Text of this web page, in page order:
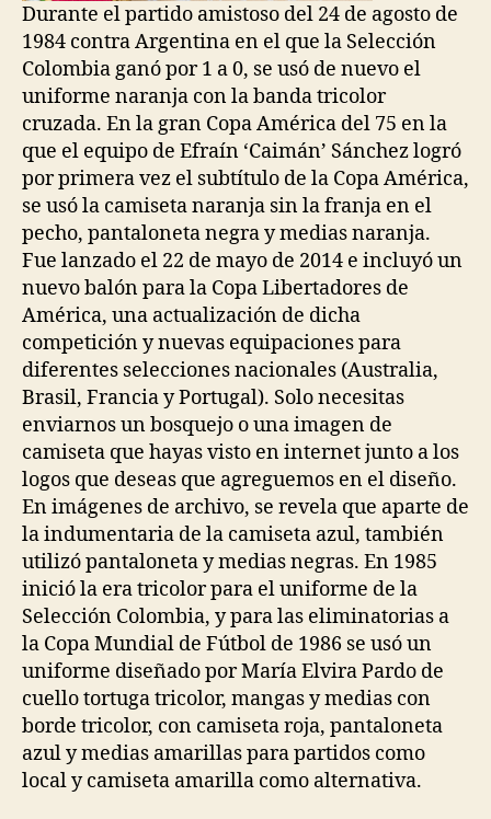
Durante el partido amistoso del 24 de agosto de
1984 contra Argentina en el que la Selección
Colombia ganó por 1 a 0, se usó de nuevo el
uniforme naranja con la banda tricolor
cruzada. En la gran Copa América del 75 en la
que el equipo de Efraín ‘Caimán’ Sánchez logró
por primera vez el subtítulo de la Copa América,
se usó la camiseta naranja sin la franja en el
pecho, pantaloneta negra y medias naranja.
Fue lanzado el 22 de mayo de 2014 e incluyó un
nuevo balón para la Copa Libertadores de
América, una actualización de dicha
competición y nuevas equipaciones para
diferentes selecciones nacionales (Australia,
Brasil, Francia y Portugal). Solo necesitas
enviarnos un bosquejo o una imagen de
camiseta que hayas visto en internet junto a los
logos que deseas que agreguemos en el diseño.
En imágenes de archivo, se revela que aparte de
la indumentaria de la camiseta azul, también
utilizó pantaloneta y medias negras. En 1985
inició la era tricolor para el uniforme de la
Selección Colombia, y para las eliminatorias a
la Copa Mundial de Fútbol de 1986 se usó un
uniforme diseñado por María Elvira Pardo de
cuello tortuga tricolor, mangas y medias con
borde tricolor, con camiseta roja, pantaloneta
azul y medias amarillas para partidos como
local y camiseta amarilla como alternativa.